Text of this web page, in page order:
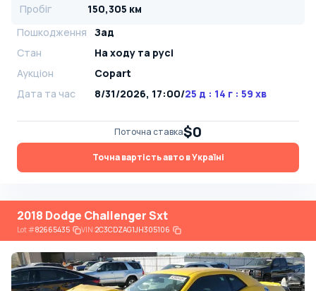
Пробіг
150,305 км
Пошкодження
Зад
Стан
На ​​ходу та русі
Аукціон
Copart
Дата та час
8/31/2026, 17:00/25 д : 14 г : 59 хв
Поточна ставка$0
Точна вартість авто в Україні
2018 Dodge Challenger Sxt
Lot#82665435 VIN:2C3CDZAG1JH305106